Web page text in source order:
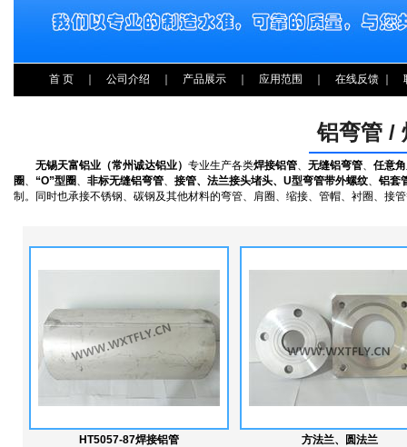
首 页｜ 公司介绍 产品展示｜ 应用范围 在线反馈｜
铝弯管 /
无锡天富铝业（常州诚达铝业） 专业生产各类焊接铝管、 无缝铝弯管、 任意
圈、 “O”型圈、 非标无缝铝弯管、 接管、法兰接头堵头、U型弯管带外螺纹、 铝套
制。同时也承接不锈钢、碳钢及其他材料的弯管、肩圈、缩接、管帽、衬圈、接
HT5057-87焊接铝管 方法兰、圆法兰